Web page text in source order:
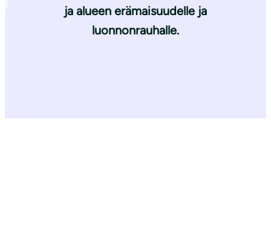
ja alueen erämaisuudelle ja
luonnonrauhalle.